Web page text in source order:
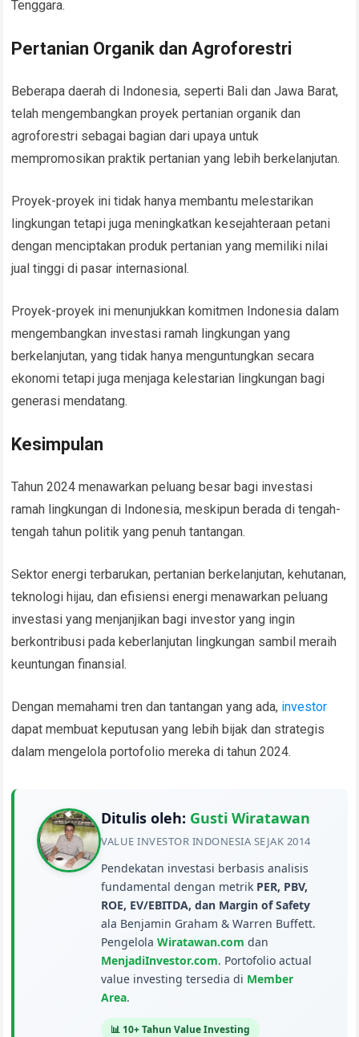
Tenggara.
Pertanian Organik dan Agroforestri
Beberapa daerah di Indonesia, seperti Bali dan Jawa Barat,
telah mengembangkan proyek pertanian organik dan
agroforestri sebagai bagian dari upaya untuk
mempromosikan praktik pertanian yang lebih berkelanjutan.
Proyek-proyek ini tidak hanya membantu melestarikan
lingkungan tetapi juga meningkatkan kesejahteraan petani
dengan menciptakan produk pertanian yang memiliki nilai
jual tinggi di pasar internasional.
Proyek-proyek ini menunjukkan komitmen Indonesia dalam
mengembangkan investasi ramah lingkungan yang
berkelanjutan, yang tidak hanya menguntungkan secara
ekonomi tetapi juga menjaga kelestarian lingkungan bagi
generasi mendatang.
Kesimpulan
Tahun 2024 menawarkan peluang besar bagi investasi
ramah lingkungan di Indonesia, meskipun berada di tengah-
tengah tahun politik yang penuh tantangan.
Sektor energi terbarukan, pertanian berkelanjutan, kehutanan,
teknologi hijau, dan efisiensi energi menawarkan peluang
investasi yang menjanjikan bagi investor yang ingin
berkontribusi pada keberlanjutan lingkungan sambil meraih
keuntungan finansial.
Dengan memahami tren dan tantangan yang ada, investor
dapat membuat keputusan yang lebih bijak dan strategis
dalam mengelola portofolio mereka di tahun 2024.
Ditulis oleh: Gusti Wiratawan
VALUE INVESTOR INDONESIA SEJAK 2014
Pendekatan investasi berbasis analisis
fundamental dengan metrik PER, PBV,
ROE, EV/EBITDA, dan Margin of Safety
ala Benjamin Graham & Warren Buffett.
PengelolaWiratawan.com dan
MenjadiInvestor.com. Portofolio actual
value investing tersedia di Member
Area.
📊 10+ Tahun Value Investing